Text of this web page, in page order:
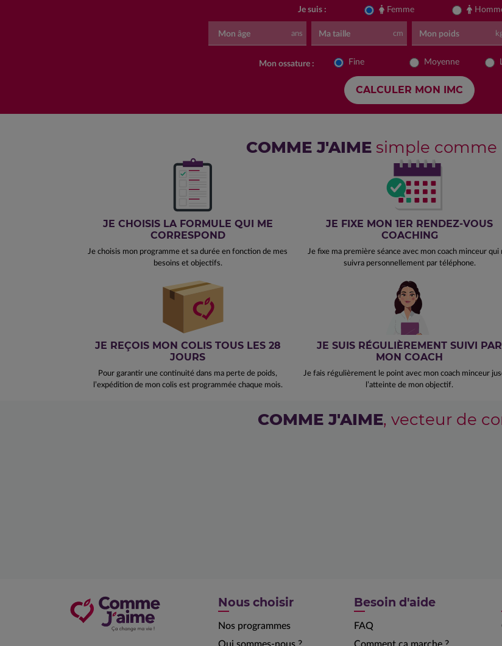
Je suis : Femme
Mon âge ans Ma taille cm Mon poids
Mon ossature : Fine Moyenne
COMME J'AIME simple comme
JE CHOISIS LA FORMULE QUI ME
CORRESPOND
Je choisis mon programme et sa durée en fonction de mes
besoins et objectifs.
JE FIXE MON 1ER RENDEZ-VOUS
COACHING
Je fixe ma première séance avec mon coach minceur qui
suivra personnellement par téléphone.
JE REÇOIS MON COLIS TOUS LES 28
JOURS
Pour garantir une continuité dans ma perte de poids,
l’expédition de mon colis est programmée chaque mois.
JE SUIS RÉGULIÈREMENT SUIVI PAR
MON COACH
Je fais régulièrement le point avec mon coach minceur
l’atteinte de mon objectif.
COMME J'AIME, vecteur de
Nous choisir
Nos programmes
Besoin d'aide
FAQ